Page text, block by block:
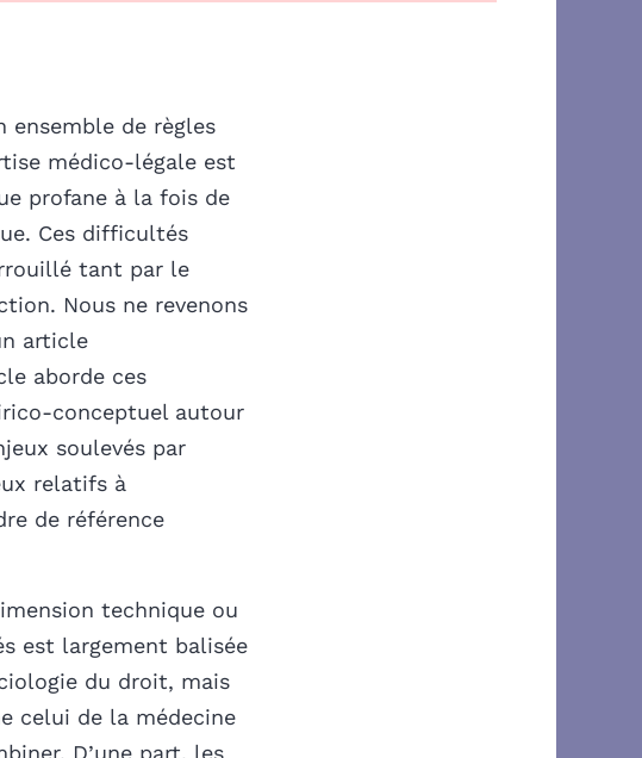
ensemble de règles
médico-légale est
profane à la fois de
Ces difficultés
tant par le
Nous ne revenons
article
aborde ces
conceptuel autour
soulevés par
relatifs à
de référence
technique ou
est largement balisée
du droit, mais
celui de la médecine
D’une part, les